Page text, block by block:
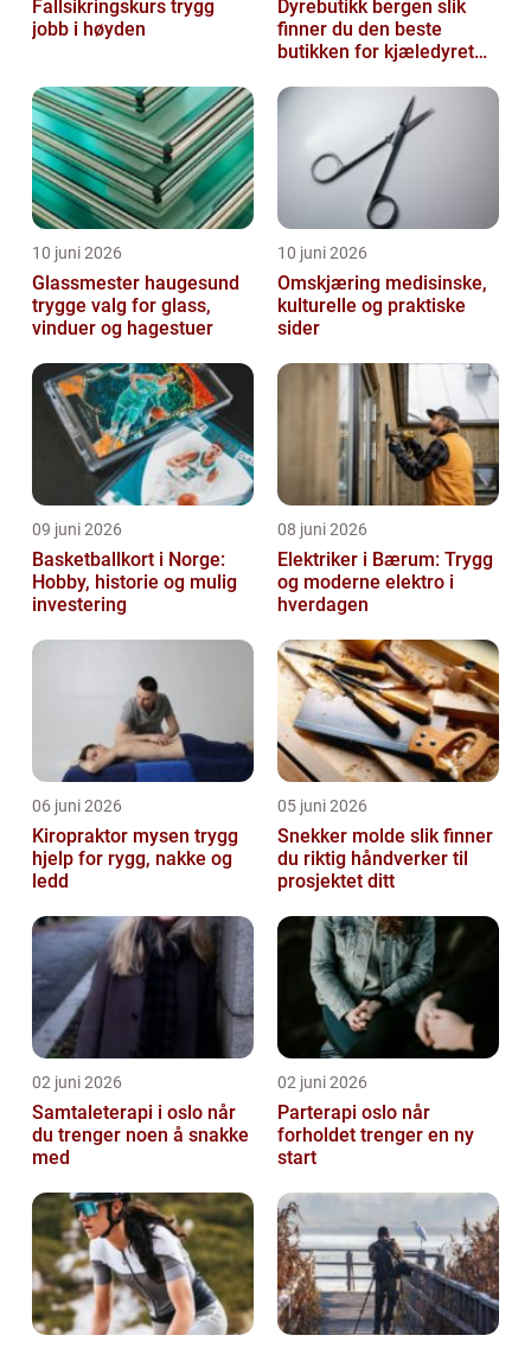
Fallsikringskurs trygg
jobb i høyden
Dyrebutikk bergen slik
finner du den beste
butikken for kjæledyret
10 juni 2026
Glassmester haugesund
trygge valg for glass,
vinduer og hagestuer
10 juni 2026
Omskjæring medisinske,
kulturelle og praktiske
sider
09 juni 2026
Basketballkort i Norge:
Hobby, historie og mulig
investering
08 juni 2026
Elektriker i Bærum: Trygg
og moderne elektro i
hverdagen
06 juni 2026
Kiropraktor mysen trygg
hjelp for rygg, nakke og
ledd
05 juni 2026
Snekker molde slik finner
du riktig håndverker til
prosjektet ditt
02 juni 2026
Samtaleterapi i oslo når
du trenger noen å snakke
med
02 juni 2026
Parterapi oslo når
forholdet trenger en ny
start